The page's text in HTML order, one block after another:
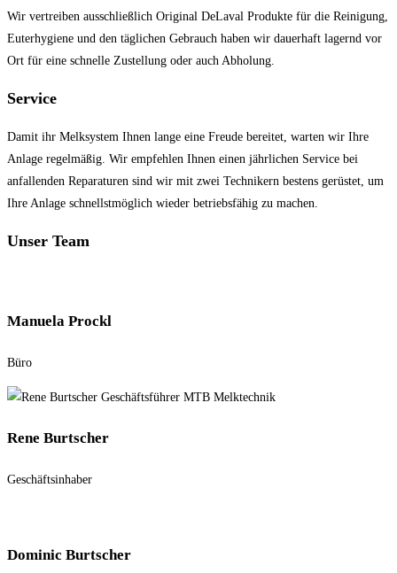
Wir vertreiben ausschließlich Original DeLaval Produkte für die Reinigung,
Euterhygiene und den täglichen Gebrauch haben wir dauerhaft lagernd vor
Ort für eine schnelle Zustellung oder auch Abholung.
Service
Damit ihr Melksystem Ihnen lange eine Freude bereitet, warten wir Ihre
Anlage regelmäßig. Wir empfehlen Ihnen einen jährlichen Service bei
anfallenden Reparaturen sind wir mit zwei Technikern bestens gerüstet, um
Ihre Anlage schnellstmöglich wieder betriebsfähig zu machen.
Unser Team
Manuela Prockl
Büro
Rene Burtscher
Geschäftsinhaber
Dominic Burtscher